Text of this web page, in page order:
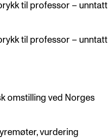
Research
and Events
til professor – unntatt
til professor – unntatt
omstilling ved Norges
vurdering